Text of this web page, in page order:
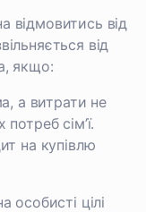
відмовитись від
від
якщо:
а витрати не
сім’ї.
на купівлю
особисті цілі